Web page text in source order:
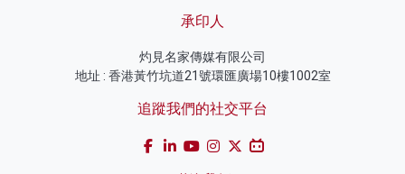
承印人
灼見名家傳媒有限公司
地址 : 香港黃竹坑道21號環匯廣場10樓1002室
追蹤我們的社交平台